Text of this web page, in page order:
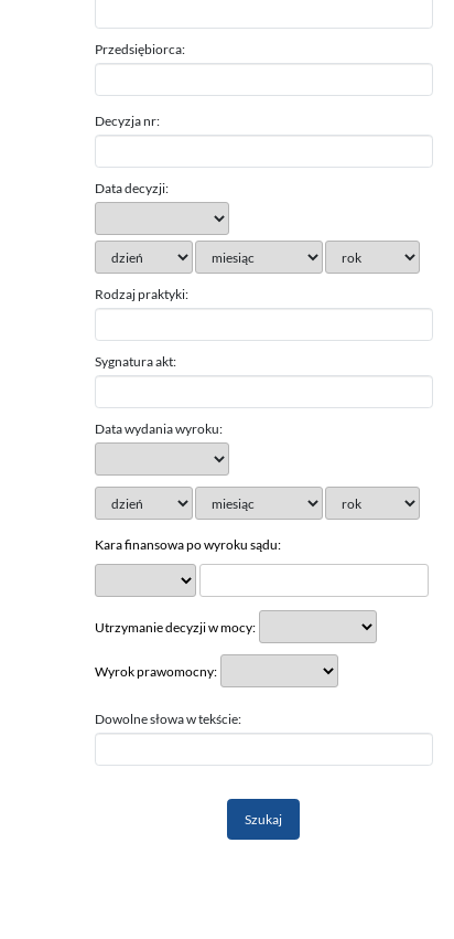
Przedsiębiorca:
Decyzja nr:
Data decyzji:
Rodzaj praktyki:
Sygnatura akt:
Data wydania wyroku:
Kara finansowa po wyroku sądu:
Utrzymanie decyzji w mocy:
Wyrok prawomocny:
Dowolne słowa w tekście: